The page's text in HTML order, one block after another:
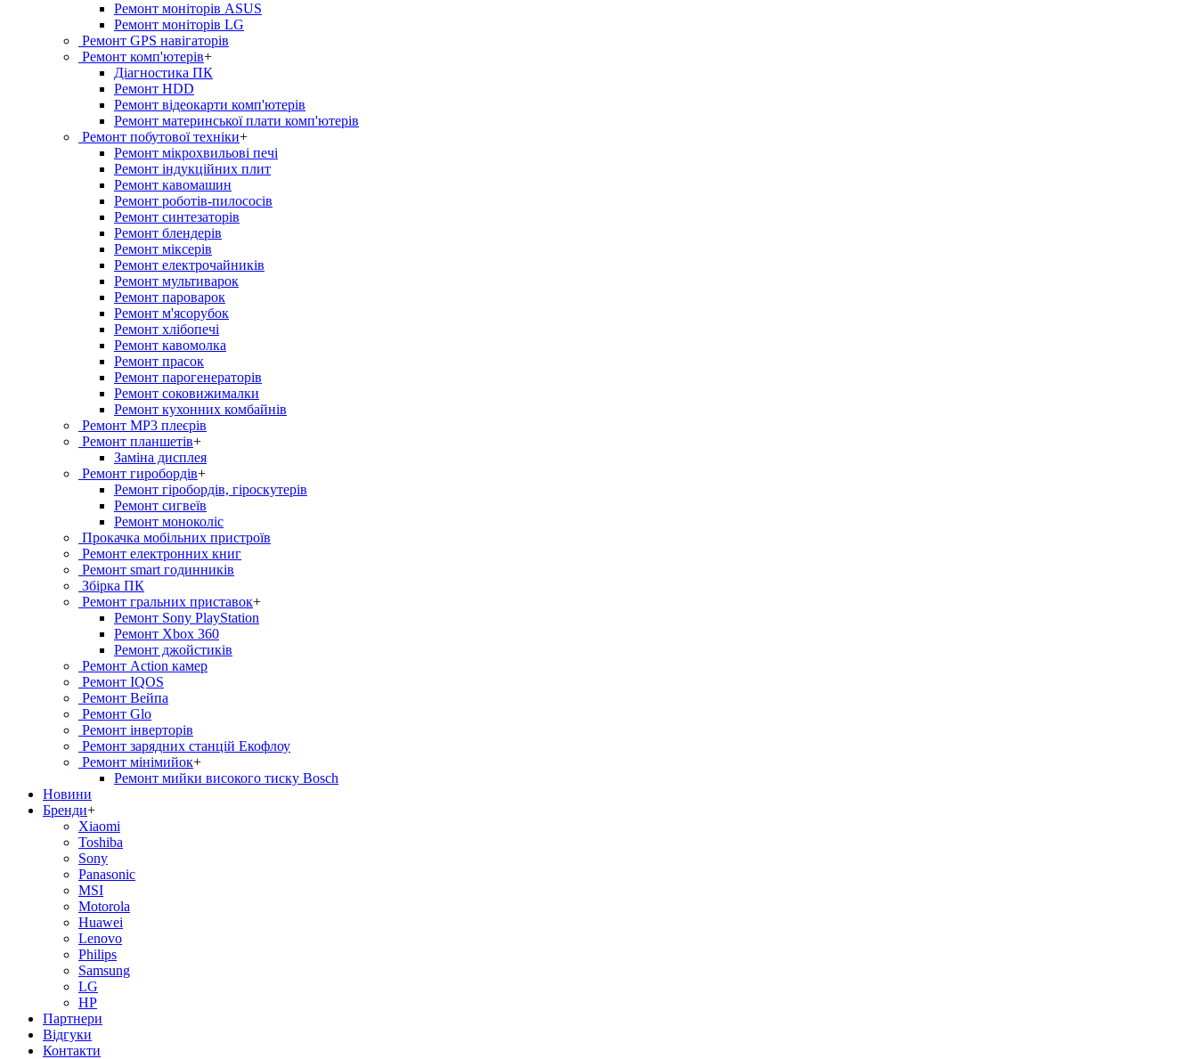
Ремонт моніторів ASUS
Ремонт моніторів LG
Ремонт GPS навігаторів
Ремонт комп'ютерів+
Діагностика ПК
Ремонт HDD
Ремонт відеокарти комп'ютерів
Ремонт материнської плати комп'ютерів
Ремонт побутової техніки+
Ремонт мікрохвильові печі
Ремонт індукційних плит
Ремонт кавомашин
Ремонт роботів-пилососів
Ремонт синтезаторів
Ремонт блендерiв
Ремонт мiксерiв
Ремонт електрочайників
Ремонт мультиварок
Ремонт пароварок
Ремонт м'ясорубок
Ремонт хлiбопечi
Ремонт кавомолка
Ремонт прасок
Ремонт парогенераторiв
Ремонт соковижималки
Ремонт кухонних комбайнів
Ремонт MP3 плеєрів
Ремонт планшетів+
Заміна дисплея
Ремонт гиробордiв+
Ремонт гіробордів, гіроскутерів
Ремонт сигвеїв
Ремонт моноколіс
Прокачка мобільних пристроїв
Ремонт електронних книг
Ремонт smart годинників
Збірка ПК
Ремонт гральних приставок+
Ремонт Sony PlayStation
Ремонт Xbox 360
Ремонт джойстиків
Ремонт Action камер
Ремонт IQOS
Ремонт Вейпа
Ремонт Glo
Ремонт інверторів
Ремонт зарядних станцій Екофлоу
Ремонт мiнiмийок+
Ремонт мийки високого тиску Bosch
Новини
Бренди+
Xiaomi
Toshiba
Sony
Panasonic
MSI
Motorola
Huawei
Lenovo
Philips
Samsung
LG
HP
Партнери
Вiдгуки
Контакти